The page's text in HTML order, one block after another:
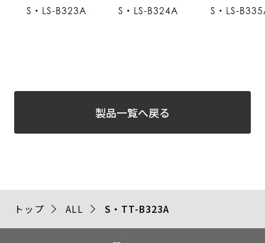
S・LS-B323A S・LS-B324A S・LS-
製品一覧へ戻る
トップ ALL S・TT-B323A